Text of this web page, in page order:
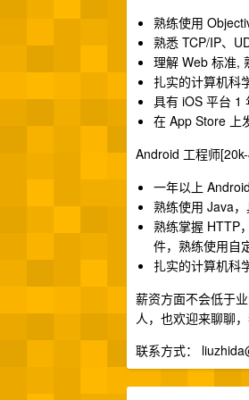
熟练使用
熟悉 TCP/IP、
理解 Web 标准,
扎实的计算机科
具有 iOS 平台 1
在 App Store 上
Android 工程师[20k-
一年以上
熟练使用 Java
熟练掌握 HTTP
件，熟练使用自
扎实的计算机科
薪资方面不会低于
人，也欢迎来聊聊
联系方式：